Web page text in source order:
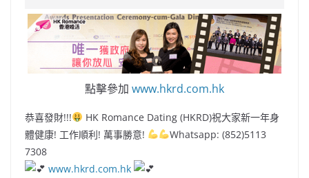
e
b
o
o
W
ei
b
o
s
A
p
p
h
at
er l y
Li
n
k
點擊參加 www.hkrd.com.hk
恭喜發財!!!
HK Romance Dating (HKRD)祝大家新一年身
體健康! 工作順利! 萬事勝意!
Whatsapp: (852)5113
7308
www.hkrd.com.hk